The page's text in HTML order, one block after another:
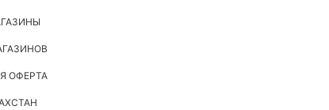
ОФЕРТА